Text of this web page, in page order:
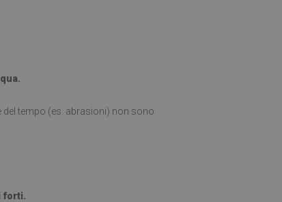
tempo (es. abrasioni) non sono
forti.